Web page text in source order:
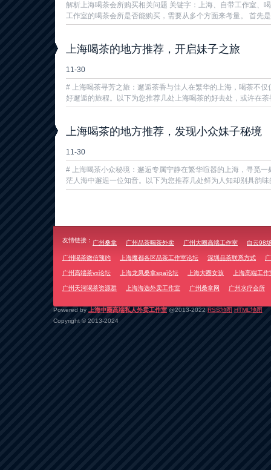
解析上海喝茶会所购买相关问题 关键字：上海、自带工作室、
工作室的喝茶会所是否能购买，需要从多个方面来考量。 首先
上海喝茶的地方推荐，开启妹子之旅
11-30
# 上海喝茶寻芳之旅：邂逅茶香与佳人在繁华的上海，喝茶不
好邂逅的旅程。以下为您推荐几处上海喝茶的好去处，或许在
上海喝茶的地方推荐，发现小众妹子秘境
11-30
# 上海喝茶小众秘境：邂逅专属宁静在繁华喧嚣的上海，寻觅
茫人海中邂逅一位知音。以下为您推荐几处鲜为人知却别具韵
友情链接： 广州桑拿 广州品茶喝茶外卖 广州大圈高端工作室 白云98
广州喝茶微信预约 上海魔都各区品茶工作室论坛 深圳品茶联系方式
广州高端茶vx论坛 上海龙凤桑拿spa论坛 上海大圈女孩 上海高端工
广州天河喝茶资源群 上海海选外卖工作室 广州桑拿网 广州水疗会所
Powered by 上海中圈高端私人外卖工作室 @2013-2022 RSS地图 HTML地图
Copyright © 2013-2024